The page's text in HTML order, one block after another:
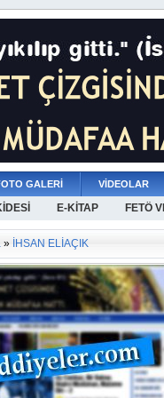
GALERİ VİDEOLAR
E-KİTAP FETÖ
» İHSAN ELİAÇIK